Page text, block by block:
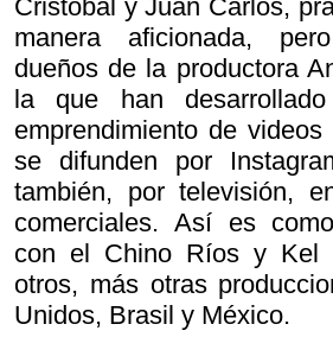
Cristóbal y Juan Carlos,
manera aficionada,
dueños de la productora
la que han
emprendimiento de
se difunden por
también, por televisión,
comerciales. Así es
con el Chino Ríos y Kel
otros, más otras
Unidos, Brasil y México.